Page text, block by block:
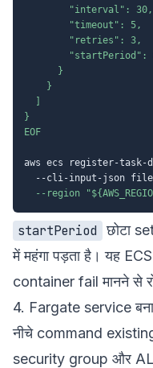
        "interval": 30,
        "timeout": 5,
        "retries": 3,
"startPeriod":
      }
    }
}
EOF
aws ecs register-
--cli-input-json
--region
"
startPeriod छोटा
में महंगा पड़ता है। यह
container fail मानने से
4. Fargate service
नीचे command
security group और